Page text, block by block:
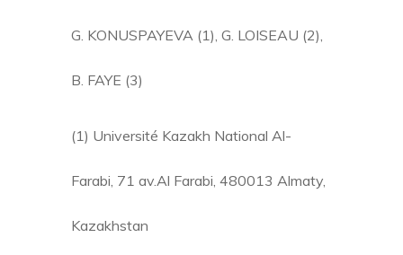
G. KONUSPAYEVA (1), G. LOISEAU (2),
B. FAYE (3)
(1) Université Kazakh National Al-
Farabi, 71 av.Al Farabi, 480013 Almaty,
Kazakhstan